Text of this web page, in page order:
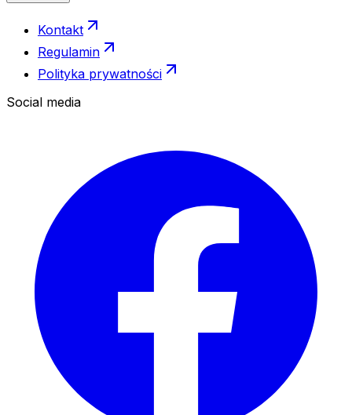
Kontakt
Regulamin
Polityka prywatności
Social media